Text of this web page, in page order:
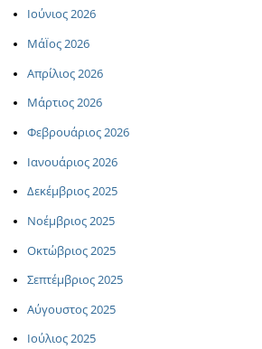
Ιούνιος 2026
ΜάΪος 2026
Απρίλιος 2026
Μάρτιος 2026
Φεβρουάριος 2026
Ιανουάριος 2026
Δεκέμβριος 2025
Νοέμβριος 2025
Οκτώβριος 2025
Σεπτέμβριος 2025
Αύγουστος 2025
Ιούλιος 2025